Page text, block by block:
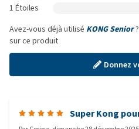
1 Étoiles
Avez-vous déjà utilisé KONG Senior
sur ce produit
Donnez
Super Kong